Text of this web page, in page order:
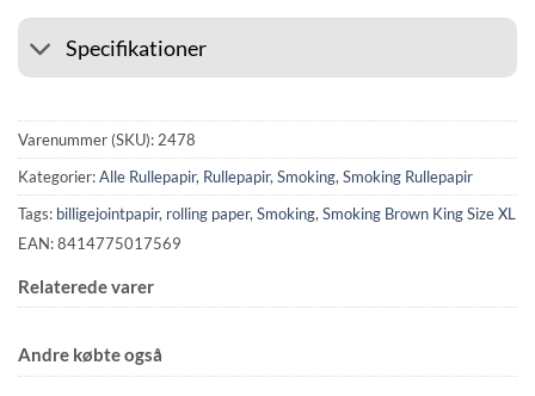
Specifikationer
Varenummer (SKU): 2478
Kategorier:Alle Rullepapir, Rullepapir, Smoking, Smoking Rullepapir
Tags: billigejointpapir, rolling paper, Smoking, Smoking Brown King Size XL
EAN: 8414775017569
Relaterede varer
Andre købte også